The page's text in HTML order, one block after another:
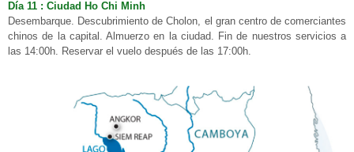
Día 11 : Ciudad Ho Chi Minh
Desembarque. Descubrimiento de Cholon, el gran centro de comerciantes
chinos de la capital. Almuerzo en la ciudad. Fin de nuestros servicios a
las 14:00h. Reservar el vuelo después de las 17:00h.